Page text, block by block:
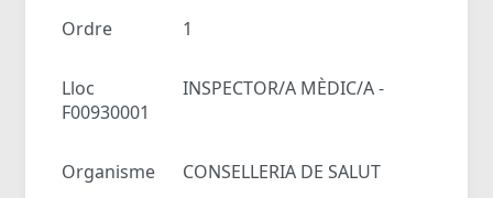
Ordre 1
Lloc
INSPECTOR/A MÈDIC/A -
F00930001
Organisme CONSELLERIA DE SALUT